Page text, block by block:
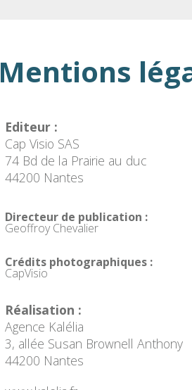
Mentions
Editeur :
Cap Visio SAS
74 Bd de la Prairie au duc
44200 Nantes
Directeur de publication :
Geoffroy Chevalier
Crédits photographiques :
CapVisio
Réalisation :
Agence Kalélia
3, allée Susan Brownell Anthony
44200 Nantes